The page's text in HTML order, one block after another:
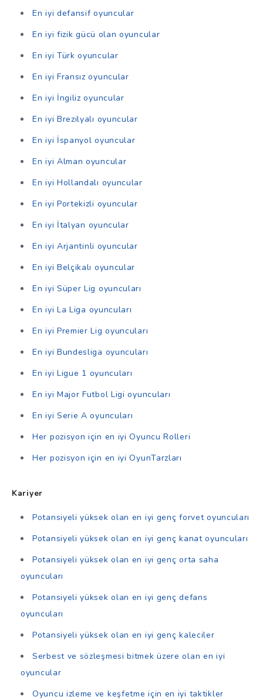
En iyi defansif oyuncular
En iyi fizik gücü olan oyuncular
En iyi Türk oyuncular
En iyi Fransız oyuncular
En iyi İngiliz oyuncular
En iyi Brezilyalı oyuncular
En iyi İspanyol oyuncular
En iyi Alman oyuncular
En iyi Hollandalı oyuncular
En iyi Portekizli oyuncular
En iyi İtalyan oyuncular
En iyi Arjantinli oyuncular
En iyi Belçikalı oyuncular
En iyi Süper Lig oyuncuları
En iyi La Liga oyuncuları
En iyi Premier Lig oyuncuları
En iyi Bundesliga oyuncuları
En iyi Ligue 1 oyuncuları
En iyi Major Futbol Ligi oyuncuları
En iyi Serie A oyuncuları
Her pozisyon için en iyi Oyuncu Rolleri
Her pozisyon için en iyi OyunTarzları
Kariyer
Potansiyeli yüksek olan en iyi genç forvet oyuncuları
Potansiyeli yüksek olan en iyi genç kanat oyuncuları
Potansiyeli yüksek olan en iyi genç orta saha
oyuncuları
Potansiyeli yüksek olan en iyi genç defans
oyuncuları
Potansiyeli yüksek olan en iyi genç kaleciler
Serbest ve sözleşmesi bitmek üzere olan en iyi
oyuncular
Oyuncu izleme ve keşfetme için en iyi taktikler